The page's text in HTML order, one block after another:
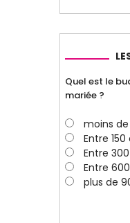
Quel est le
mariée ?
moins de
Entre
Entre
Entre
plus de